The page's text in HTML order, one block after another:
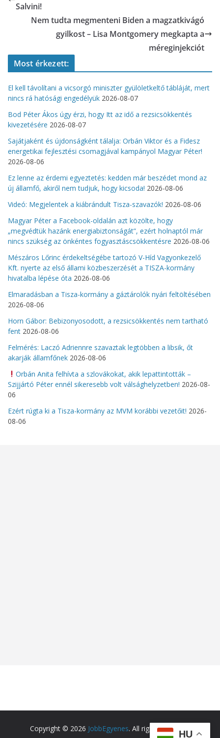
Salvini!
Nem tudta megmenteni Biden a magzatkivágó
gyilkost – Lisa Montgomery megkapta a
méreginjekciót
Most érkezett:
El kell távolítani a vicsorgó miniszter gyülöletkeltő tábláját, mert
nincs rá hatósági engedélyük 2026-08-07
Bod Péter Ákos úgy érzi, hogy Itt az idő a rezsicsökkentés
kivezetésére 2026-08-07
Sajátjaként és újdonságként tálalja: Orbán Viktor és a Fidesz
energetikai fejlesztési csomagjával kampányol Magyar Péter!
2026-08-06
Ez lenne az érdemi egyeztetés: kedden már beszédet mond az
új államfő, akiről nem tudjuk, hogy kicsoda! 2026-08-06
Videó: Megjelentek a kiábrándult Tisza-szavazók! 2026-08-06
Magyar Péter a Facebook-oldalán azt közölte, hogy
„megvédtük hazánk energiabiztonságát”, ezért holnaptól már
nincs szükség az önkéntes fogyasztáscsökkentésre 2026-08-06
Mészáros Lőrinc érdekeltségébe tartozó V-Híd Vagyonkezelő
Kft. nyerte az első állami közbeszerzését a TISZA-kormány
hivatalba lépése óta 2026-08-06
Elmaradásban a Tisza-kormány a gáztárolók nyári feltöltésében
2026-08-06
Horn Gábor: Bebizonyosodott, a rezsicsökkentés nem tartható
fent 2026-08-06
Felmérés: Laczó Adriennre szavaztak legtöbben a libsik, őt
akarják államfőnek 2026-08-06
Orbán Anita felhívta a szlovákokat, akik lepattintották –
Szijjártó Péter ennél sikeresebb volt válsághelyzetben! 2026-08-
06
Ezért rúgta ki a Tisza-kormány az MVM korábbi vezetőit! 2026-
08-06
Copyright © 2026 JobbEgyenes. All rights reserved.
HU